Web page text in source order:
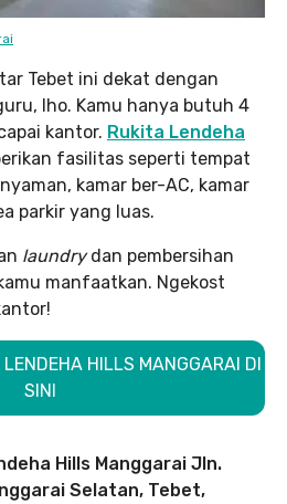
Tebet ini dekat dengan
lho. Kamu hanya butuh 4
kantor. Rukita Lendeha
fasilitas seperti tempat
kamar ber-AC, kamar
parkir yang luas.
laundrydan pembersihan
manfaatkan. Ngekost
HILLS MANGGARAI DI
SINI
Hills Manggarai Jln.
Selatan, Tebet,